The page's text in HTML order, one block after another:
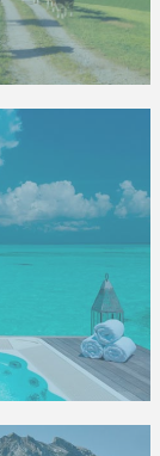
seinem
denen
In
oder